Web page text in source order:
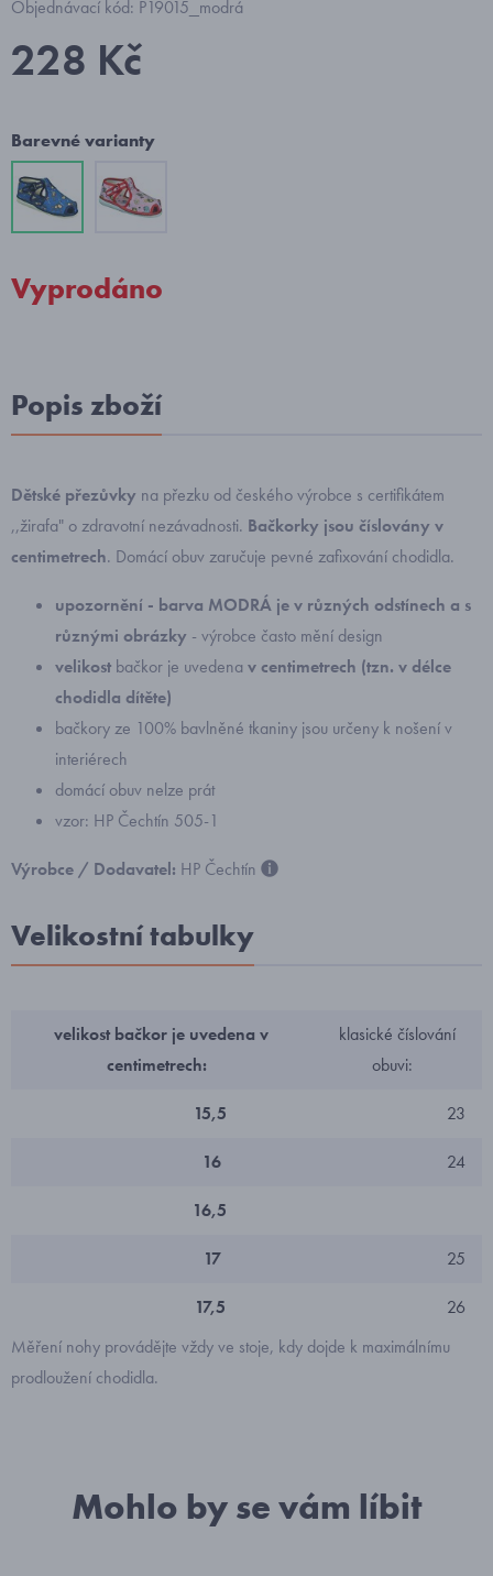
Objednávací kód: P19015_modrá
228 Kč
Barevné varianty
Vyprodáno
Popis zboží
Dětské přezůvky na přezku od českého výrobce s certifikátem
,,žirafa" o zdravotní nezávadnosti. Bačkorky jsou číslovány v
centimetrech. Domácí obuv zaručuje pevné zafixování chodidla.
upozornění - barva MODRÁ je v různých odstínech a s
různými obrázky - výrobce často mění design
velikost bačkor je uvedena v centimetrech (tzn. v délce
chodidla dítěte)
bačkory ze 100% bavlněné tkaniny jsou určeny k nošení v
interiérech
domácí obuv nelze prát
vzor: HP Čechtín 505-1
Výrobce / Dodavatel: HP Čechtín
Velikostní tabulky
velikost bačkor je uvedena v
centimetrech:
klasické číslování
obuvi:
15,5 23
16 24
16,5
17 25
17,5
26
Měření nohy provádějte vždy ve stoje, kdy dojde k maximálnímu
prodloužení chodidla.
Mohlo by se vám líbit